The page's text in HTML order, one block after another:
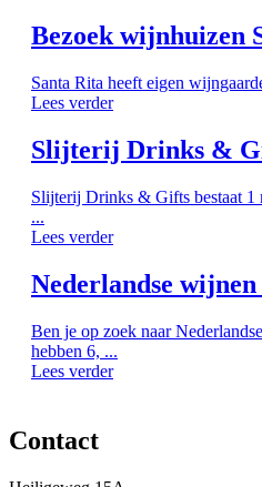
Bezoek wijnhuizen
Santa Rita heeft eigen
Lees verder
Slijterij Drinks &
Slijterij Drinks & Gifts bestaat
...
Lees verder
Nederlandse
Ben je op zoek naar
hebben 6, ...
Lees verder
Contact